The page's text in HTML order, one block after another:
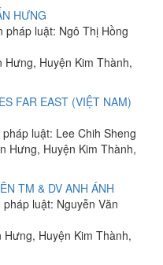
HƯNG
pháp luật: Ngô Thị Hồng
Huyện Kim Thành,
FAR EAST (VIỆT NAM)
luật: Lee Chih Sheng
Hưng, Huyện Kim Thành,
TM & DV ANH ÁNH
luật: Nguyễn Văn
Huyện Kim Thành,